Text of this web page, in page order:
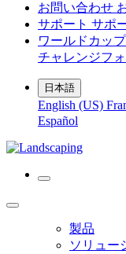
お問い合わせ
サポート サポ
ワールドカッ
チャレンジフ
日本語
English (US)
Español
製品
ソリュー